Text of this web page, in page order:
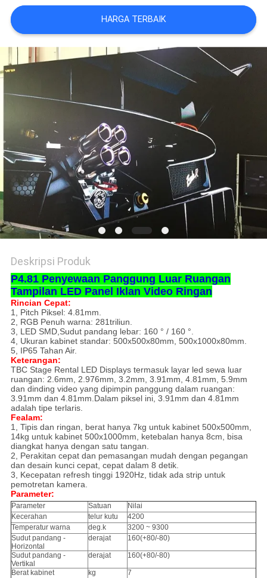
KEBIJAKAN
PRIBADI
HARGA TERBAIK
Deskripsi Produk
P4.81 Penyewaan Panggung Luar Ruangan
Tampilan LED Panel Iklan Video Ringan
Rincian Cepat:
1, Pitch Piksel: 4.81mm.
2, RGB Penuh warna: 281triliun.
3, LED SMD,Sudut pandang lebar: 160 ° / 160 °.
4, Ukuran kabinet standar: 500x500x80mm, 500x1000x80mm.
5, IP65 Tahan Air.
Keterangan:
TBC Stage Rental LED Displays termasuk layar led sewa luar
ruangan: 2.6mm, 2.976mm, 3.2mm, 3.91mm, 4.81mm, 5.9mm
dan dinding video yang dipimpin panggung dalam ruangan:
3.91mm dan 4.81mm.Dalam piksel ini, 3.91mm dan 4.81mm
adalah tipe terlaris.
Fealam:
1, Tipis dan ringan, berat hanya 7kg untuk kabinet 500x500mm,
14kg untuk kabinet 500x1000mm, ketebalan hanya 8cm, bisa
diangkat hanya dengan satu tangan.
2, Perakitan cepat dan pemasangan mudah dengan pegangan
dan desain kunci cepat, cepat dalam 8 detik.
3, Kecepatan refresh tinggi 1920Hz, tidak ada strip untuk
pemotretan kamera.
Parameter:
Parameter Satuan
Nilai
Kecerahan
telur kutu
4200
Temperatur warna
deg.k
3200 ~ 9300
Sudut pandang -
Horizontal
derajat 160(+80/-80)
Sudut pandang -
Vertikal
derajat 160(+80/-80)
Berat kabinet kg
7